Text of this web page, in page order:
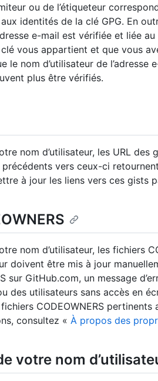
ou de l’étiqueteur
identités de la clé GPG. En
e-mail est vérifiée et liée
vous appartient et que vous
le nom d’utilisateur de l’adresse
plus être vérifiés.
nom d’utilisateur, les URL des
vers ceux-ci
à jour les liens vers ces gists
nom d’utilisateur, les fichiers
doivent être mis à jour
sur GitHub.com, un message
des utilisateurs sans accès en
CODEOWNERS pertinents
consultez « À propos des
votre nom